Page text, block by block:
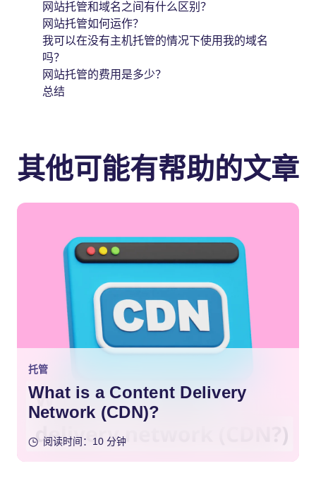
网站托管和域名之间有什么区别？
网站托管如何运作？
我可以在没有主机托管的情况下使用我的域名
吗？
网站托管的费用是多少？
总结
其他可能有帮助的文章
托管
What is a Content Delivery
Network (CDN)?
阅读时间：10 分钟